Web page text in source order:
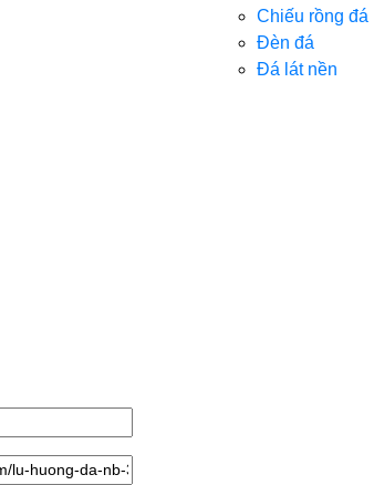
Chiếu rồng đá
Đèn đá
Đá lát nền